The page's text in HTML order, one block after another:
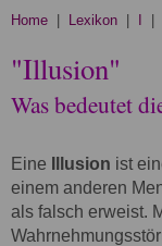
Home Lexikon |
"Illusion"
Was bedeutet
Eine Illusion ist
einem anderen
als falsch erweist.